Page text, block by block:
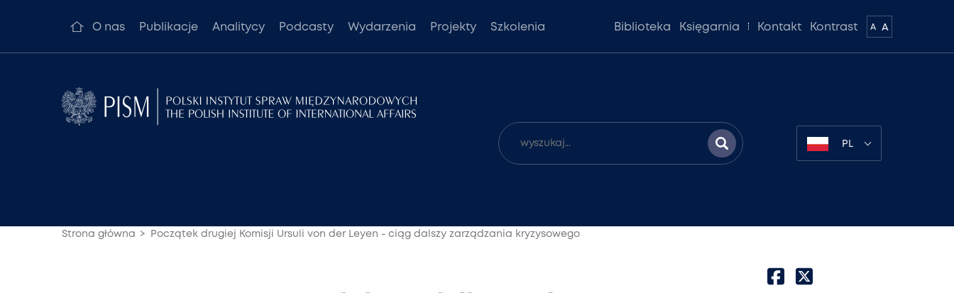
O nas Publikacje Analitycy Podcasty Wydarzenia Projekty Szkolenia Biblioteka Księgarnia Kontakt Kontrast A A
PL
Strona główna Początek drugiej Komisji Ursuli von der Leyen - ciąg dalszy zarządzania kryzysowego